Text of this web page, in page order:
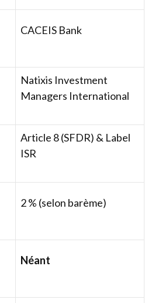
CACEIS Bank
Natixis Investment
Managers International
Article 8 (SFDR) & Label
ISR
2 % (selon barème)
Néant